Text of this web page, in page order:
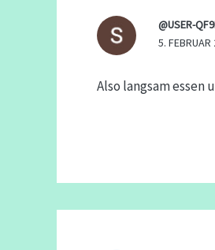
@USER-
5.
Also langsam essen